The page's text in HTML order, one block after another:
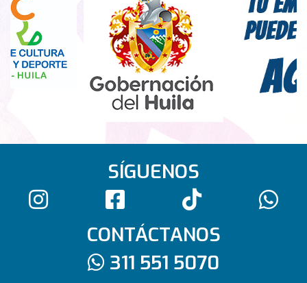
SÍGUENOS
CONTÁCTANOS
311 551 5070